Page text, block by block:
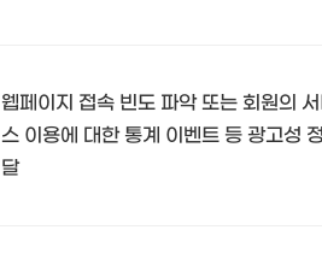
웹페이지 접속 빈도 파악 또는 회원의
스 이용에 대한 통계 이벤트 등 광고성
달